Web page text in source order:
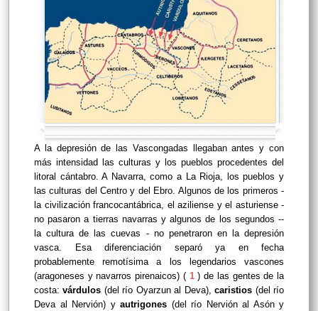
A la depresión de las Vascongadas llegaban antes y con
más intensidad las culturas y los pueblos procedentes del
litoral cántabro. A Navarra, como a La Rioja, los pueblos y
las culturas del Centro y del Ebro. Algunos de los primeros -
la civilización francocantábrica, el aziliense y el asturiense -
no pasaron a tierras navarras y algunos de los segundos --
la cultura de las cuevas - no penetraron en la depresión
vasca. Esa diferenciación separó ya en fecha
probablemente remotísima a los legendarios vascones
(aragoneses y navarros pirenaicos) ( 1) de las gentes de la
costa:várdulos (del río Oyarzun al Deva),caristios (del río
Deva al Nervión) y autrigones (del río Nervión al Asón y